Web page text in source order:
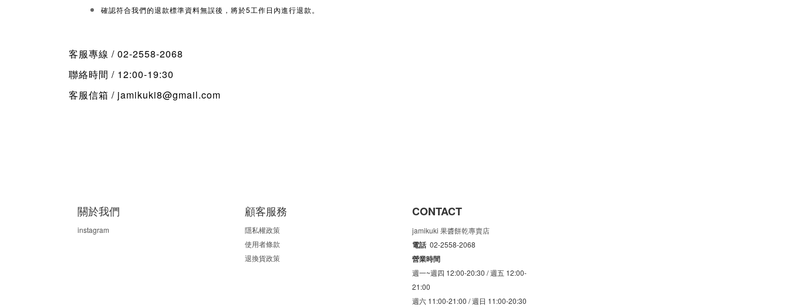
確認符合我們的退款標準資料無誤後，將於5工作日內進行退款。
客服專線 / 02-2558-2068
聯絡時間 / 12:00-19:30
客服信箱 / jamikuki8@gmail.com
關於我們
instagram
顧客服務
隱私權政策
使用者條款
退換貨政策
CONTACT
jamikuki 果醬餅乾專賣店
電話 02-2558-2068
營業時間
週一~週四 12:00-20:30 /週五 12:00-
21:00
週六 11:00-21:00 /週日 11:00-20:30